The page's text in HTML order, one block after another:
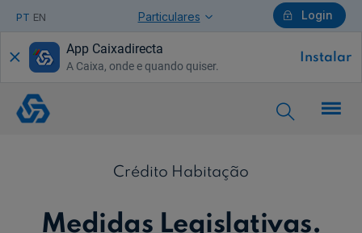
PT EN Login
Particulares
Particulares
Ajuda Particulares
App Caixadirecta
A Caixa, onde e quando quiser.
Instalar
HP-
Medidas
Crédito Habitação
Medidas Legislativas.